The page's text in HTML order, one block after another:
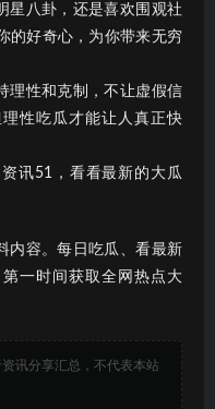
星八卦，还是喜欢围观社
的好奇心，为你带来无穷
理性和克制，不让虚假信
性吃瓜才能让人真正快
讯51，看看最新的大瓜
内容。每日吃瓜、看最新
一时间获取全网热点大
讯分享汇总，不代表本站